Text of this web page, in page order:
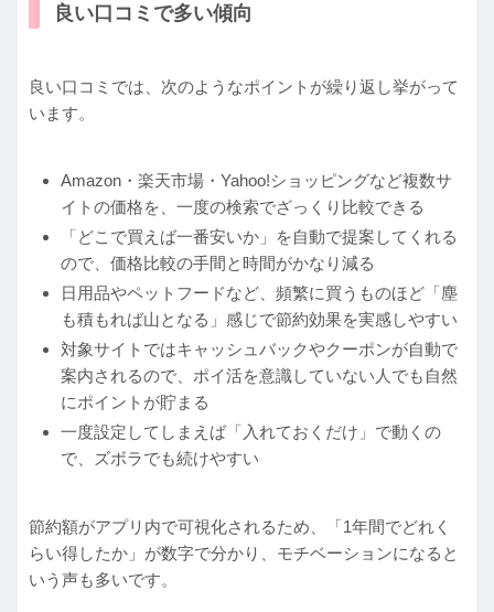
良い口コミで多い傾向
良い口コミでは、次のようなポイントが繰り返し挙がって
います。
Amazon・楽天市場・Yahoo!ショッピングなど複数サ
イトの価格を、一度の検索でざっくり比較できる
「どこで買えば一番安いか」を自動で提案してくれる
ので、価格比較の手間と時間がかなり減る
日用品やペットフードなど、頻繁に買うものほど「塵
も積もれば山となる」感じで節約効果を実感しやすい
対象サイトではキャッシュバックやクーポンが自動で
案内されるので、ポイ活を意識していない人でも自然
にポイントが貯まる
一度設定してしまえば「入れておくだけ」で動くの
で、ズボラでも続けやすい
節約額がアプリ内で可視化されるため、「1年間でどれく
らい得したか」が数字で分かり、モチベーションになると
いう声も多いです。